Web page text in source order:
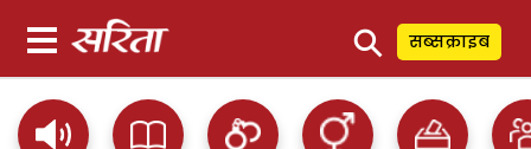
⚲ सब्सक्राइब